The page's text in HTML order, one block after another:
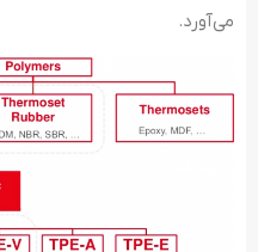
می‌آورد.